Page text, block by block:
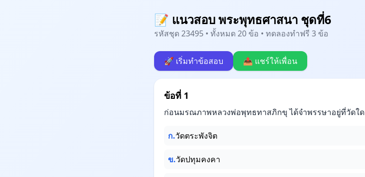
📝 แนวสอบ พระพุทธศาสนา ชุดที่6
รหัสชุด 23495 • ทั้งหมด 20 ข้อ • ทดลองทำฟรี 3 ข้อ
🚀 เริ่มทำข้อสอบ 📤 แชร์ให้เพื่อน
ข้อที่ 1
ก่อนมรณภาพหลวงพ่อพุทธทาสภิกขุ ได้จำพรรษาอยู่ที่วัดใด
ก.วัดตระพังจิต
ข.วัดปทุมคงคา